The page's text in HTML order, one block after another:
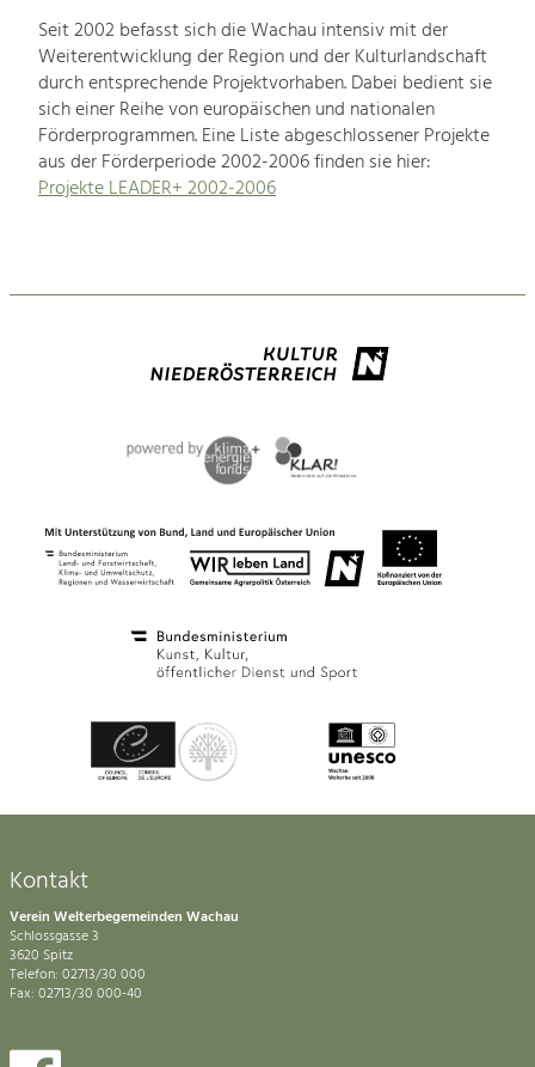
Seit 2002 befasst sich die Wachau intensiv mit der
Weiterentwicklung der Region und der Kulturlandschaft
durch entsprechende Projektvorhaben. Dabei bedient sie
sich einer Reihe von europäischen und nationalen
Förderprogrammen. Eine Liste abgeschlossener Projekte
aus der Förderperiode 2002-2006 finden sie hier:
Projekte LEADER+ 2002-2006
Kontakt
Verein Welterbegemeinden Wachau
Schlossgasse 3
3620 Spitz
Telefon: 02713/30 000
Fax: 02713/30 000-40